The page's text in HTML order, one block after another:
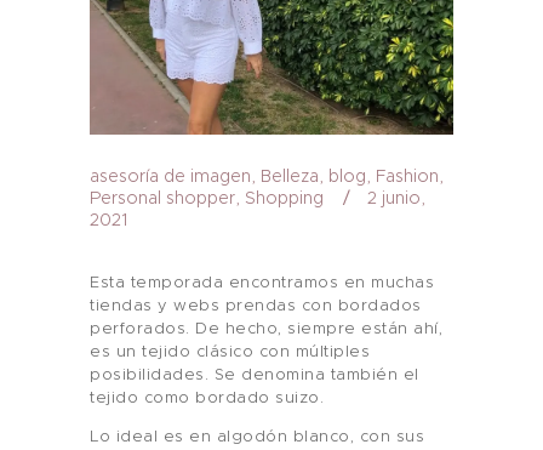
asesoría de imagen, Belleza, blog, Fashion,
Personal shopper, Shopping
2 junio,
2021
Esta temporada encontramos en muchas
tiendas y webs prendas con bordados
perforados. De hecho, siempre están ahí,
es un tejido clásico con múltiples
posibilidades. Se denomina también el
tejido como bordado suizo.
Lo ideal es en algodón blanco, con sus